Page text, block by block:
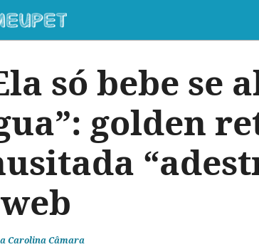
só bebe se
golden
Carolina Câmara